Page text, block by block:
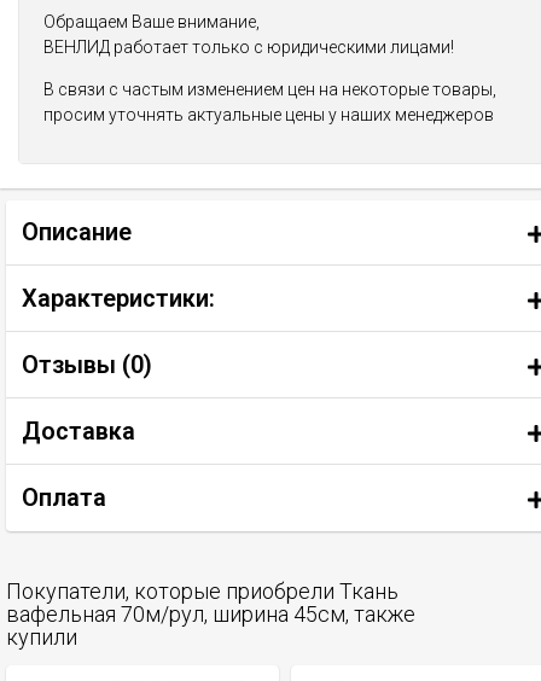
Обращаем Ваше внимание,
ВЕНЛИД работает только с юридическими лицами!
В связи с частым изменением цен на некоторые товары,
просим уточнять актуальные цены у наших менеджеров
Описание
Характеристики:
Отзывы (0)
Доставка
Оплата
Покупатели, которые приобрели Ткань
вафельная 70м/рул, ширина 45см, также
купили